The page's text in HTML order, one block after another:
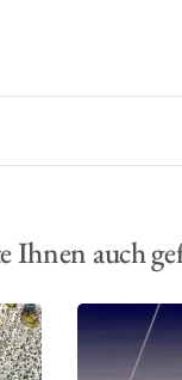
Ihnen auch